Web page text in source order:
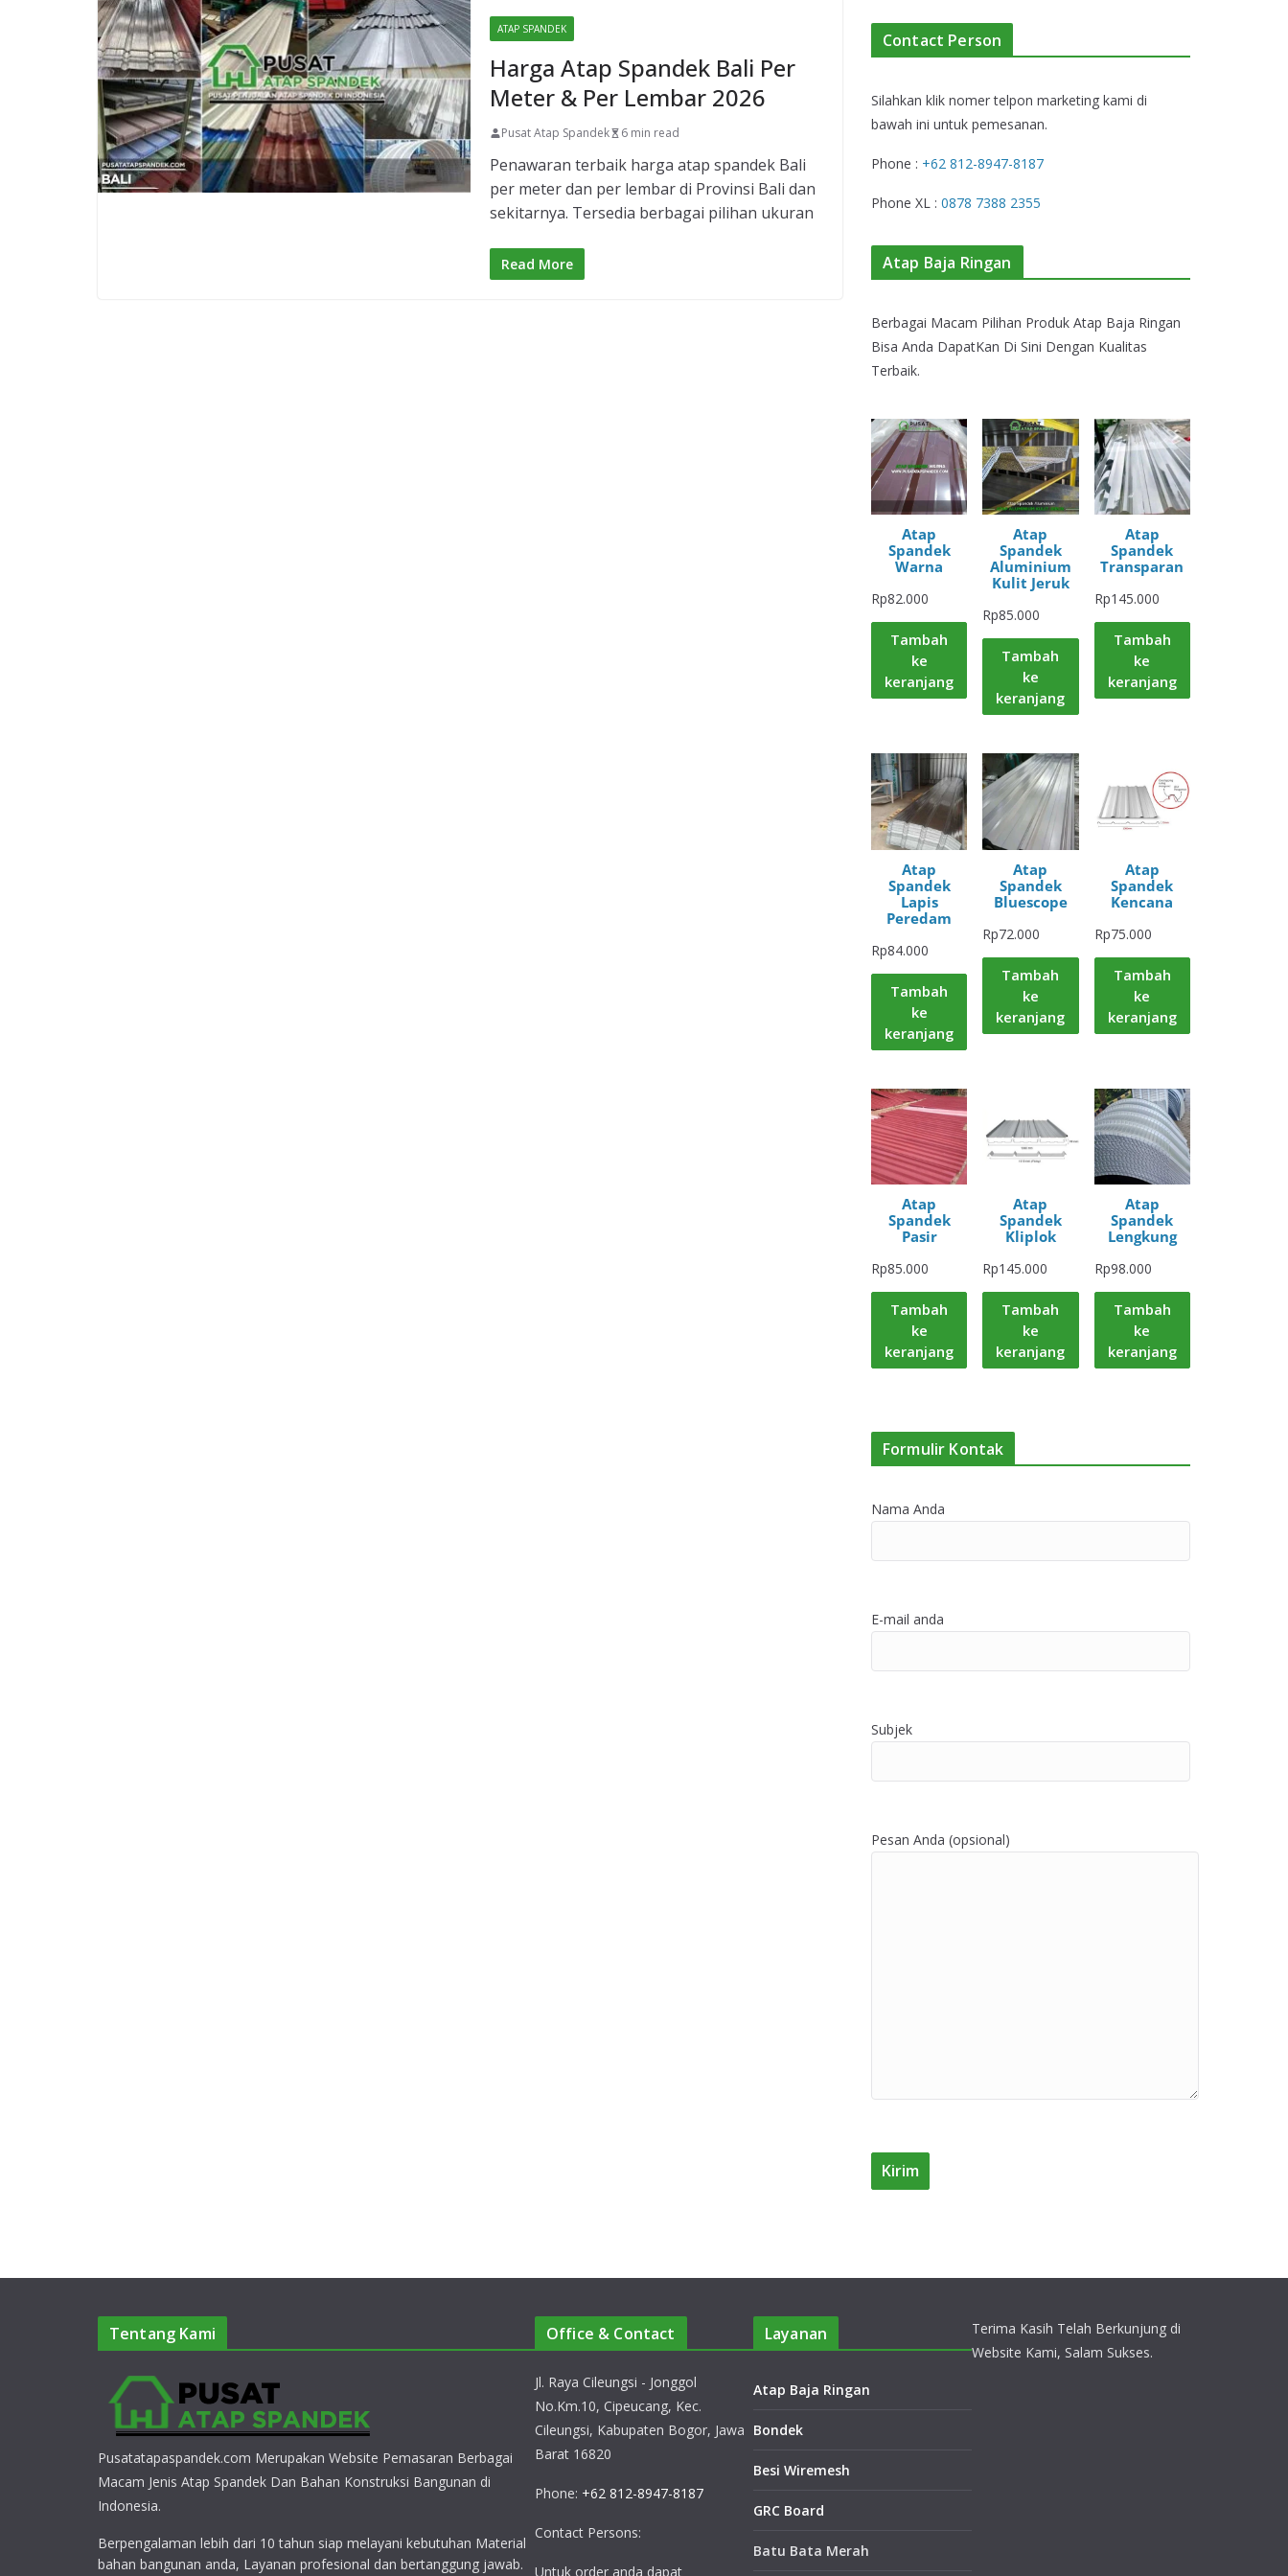
ATAP SPANDEK
Harga Atap Spandek Bali Per
Meter & Per Lembar 2026
Pusat Atap Spandek 6 min read
Penawaran terbaik harga atap spandek Bali
per meter dan per lembar di Provinsi Bali dan
sekitarnya. Tersedia berbagai pilihan ukuran
Read More
Contact Person
Silahkan klik nomer telpon marketing kami di
bawah ini untuk pemesanan.
Phone : +62 812-8947-8187
Phone XL : 0878 7388 2355
Atap Baja Ringan
Berbagai Macam Pilihan Produk Atap Baja Ringan
Bisa Anda DapatKan Di Sini Dengan Kualitas
Terbaik.
Atap
Spandek
Warna
Rp82.000
Tambah
ke
keranjang
Atap
Spandek
Aluminium
Kulit Jeruk
Rp85.000
Tambah
ke
keranjang
Atap
Spandek
Transparan
Rp145.000
Tambah
ke
keranjang
Atap
Spandek
Lapis
Peredam
Rp84.000
Tambah
ke
keranjang
Atap
Spandek
Bluescope
Rp72.000
Tambah
ke
keranjang
Atap
Spandek
Kencana
Rp75.000
Tambah
ke
keranjang
Atap
Spandek
Pasir
Rp85.000
Tambah
ke
keranjang
Atap
Spandek
Kliplok
Rp145.000
Tambah
ke
keranjang
Atap
Spandek
Lengkung
Rp98.000
Tambah
ke
keranjang
Formulir Kontak
Nama Anda
E-mail anda
Subjek
Pesan Anda (opsional)
Tentang Kami
Pusatatapaspandek.com Merupakan Website Pemasaran Berbagai
Macam Jenis Atap Spandek Dan Bahan Konstruksi Bangunan di
Indonesia.
Berpengalaman lebih dari 10 tahun siap melayani kebutuhan Material
bahan bangunan anda, Layanan profesional dan bertanggung jawab.
Office & Contact
Jl. Raya Cileungsi - Jonggol
No.Km.10, Cipeucang, Kec.
Cileungsi, Kabupaten Bogor, Jawa
Barat 16820
Phone: +62 812-8947-8187
Contact Persons:
Untuk order anda dapat
Layanan
Atap Baja Ringan
Bondek
Besi Wiremesh
GRC Board
Batu Bata Merah
Terima Kasih Telah Berkunjung di
Website Kami, Salam Sukses.